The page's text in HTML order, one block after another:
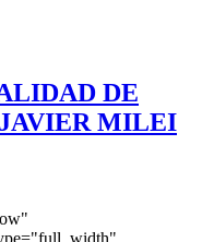
DE
JAVIER MILEI